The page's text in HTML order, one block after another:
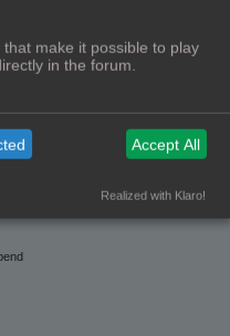
make it possible to play
in the forum.
Accept All
Realized with Klaro!